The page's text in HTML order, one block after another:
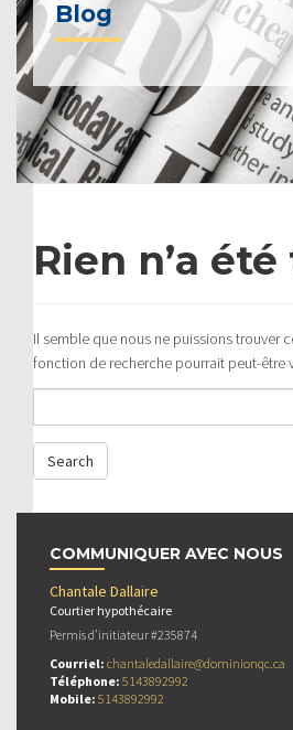
Blog
Rien n’a
Il semble que nous ne puissions trouver
fonction de recherche pourrait peut-être
COMMUNIQUER AVEC NOUS
Chantale Dallaire
Courtier hypothécaire
Permis d’initiateur #235874
Courriel: chantaledallaire@dominionqc.ca
Téléphone: 5143892992
Mobile: 5143892992